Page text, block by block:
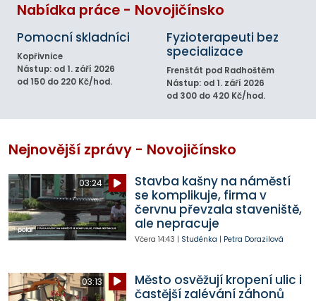
Nabídka práce - Novojičínsko
Pomocní skladníci
Kopřivnice
Nástup: od 1. září 2026
od 150 do 220 Kč/hod.
Fyzioterapeuti bez
specializace
Frenštát pod Radhoštěm
Nástup: od 1. září 2026
od 300 do 420 Kč/hod.
Nejnovější zprávy - Novojičínsko
03:24
Stavba kašny na náměstí
se komplikuje, firma v
červnu převzala staveniště,
ale nepracuje
Včera 14:43 | Studénka | Petra Dorazilová
03:13
Město osvěžují kropení ulic i
častější zalévání záhonů